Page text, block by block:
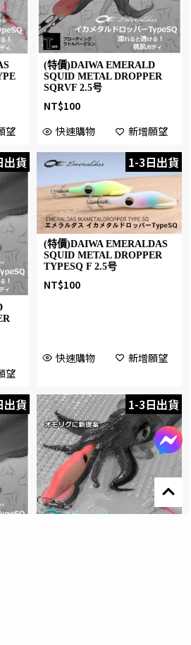
望
(特價)DAIWA EMERALD
SQUID METAL DROPPER
SQRVF 2.5号
NT$100
快速購物
新增願望
出貨
望
1-3日出貨
(特價)DAIWA EMERALDAS
SQUID METAL DROPPER
TYPESQ F 2.5号
NT$100
快速購物 新增願望
出貨 1-3日出貨